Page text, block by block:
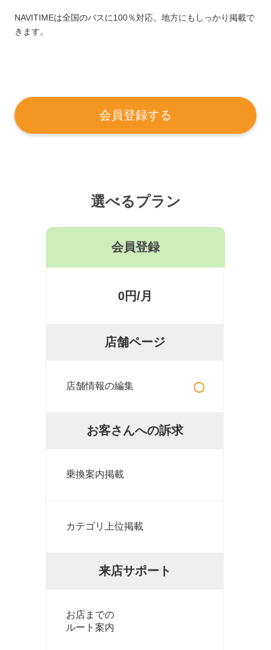
NAVITIMEは全国のバスに100％対応。地方にもしっかり掲載で
きます。
会員登録する
選べるプラン
会員登録
0円/月
店舗ページ
店舗情報の編集 ○
お客さんへの訴求
乗換案内掲載
カテゴリ上位掲載
来店サポート
お店までの
ルート案内